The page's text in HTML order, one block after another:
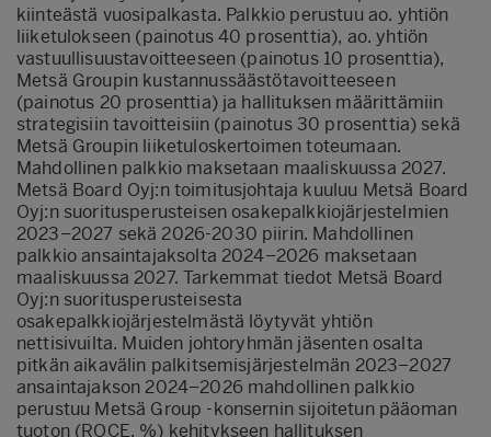
kiinteästä vuosipalkasta. Palkkio perustuu ao. yhtiön
liiketulokseen (painotus 40 prosenttia), ao. yhtiön
vastuullisuustavoitteeseen (painotus 10 prosenttia),
Metsä Groupin kustannussäästötavoitteeseen
(painotus 20 prosenttia) ja hallituksen määrittämiin
strategisiin tavoitteisiin (painotus 30 prosenttia) sekä
Metsä Groupin liiketuloskertoimen toteumaan.
Mahdollinen palkkio maksetaan maaliskuussa 2027.
Metsä Board Oyj:n toimitusjohtaja kuuluu Metsä Board
Oyj:n suoritusperusteisen osakepalkkiojärjestelmien
2023–2027 sekä 2026-2030 piirin. Mahdollinen
palkkio ansaintajaksolta 2024–2026 maksetaan
maaliskuussa 2027. Tarkemmat tiedot Metsä Board
Oyj:n suoritusperusteisesta
osakepalkkiojärjestelmästä löytyvät yhtiön
nettisivuilta. Muiden johtoryhmän jäsenten osalta
pitkän aikavälin palkitsemisjärjestelmän 2023–2027
ansaintajakson 2024–2026 mahdollinen palkkio
perustuu Metsä Group -konsernin sijoitetun pääoman
tuoton (ROCE, %) kehitykseen hallituksen